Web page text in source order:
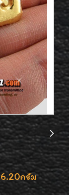
กรัม